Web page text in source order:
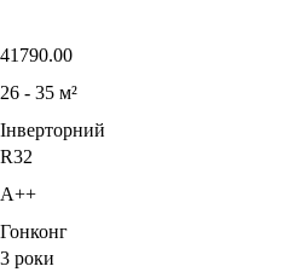
41790.00
26 - 35 м²
Інверторний
R32
A++
Гонконг
3 роки